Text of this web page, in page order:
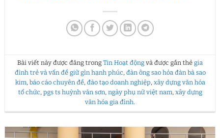
Bài viết này được đăng trong Tin Hoạt động và được gắn thẻ gia
đình trẻ và vấn đề giữ gìn hạnh phúc, đàn ông sao hỏa đàn bà sao
kim, báo cáo chuyên đề, đào tạo doanh nghiệp, xây dựng văn hóa
tổ chức, pgs ts huỳnh văn sơn, ngày phụ nữ việt nam, xây dựng
văn hóa gia đình.